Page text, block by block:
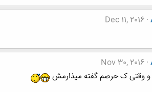
Dec 11, 2016
Nov 30, 2016
وقتی ک حرصم گفته میذارمش